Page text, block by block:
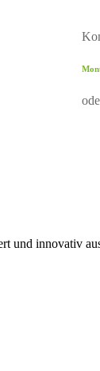
und innovativ